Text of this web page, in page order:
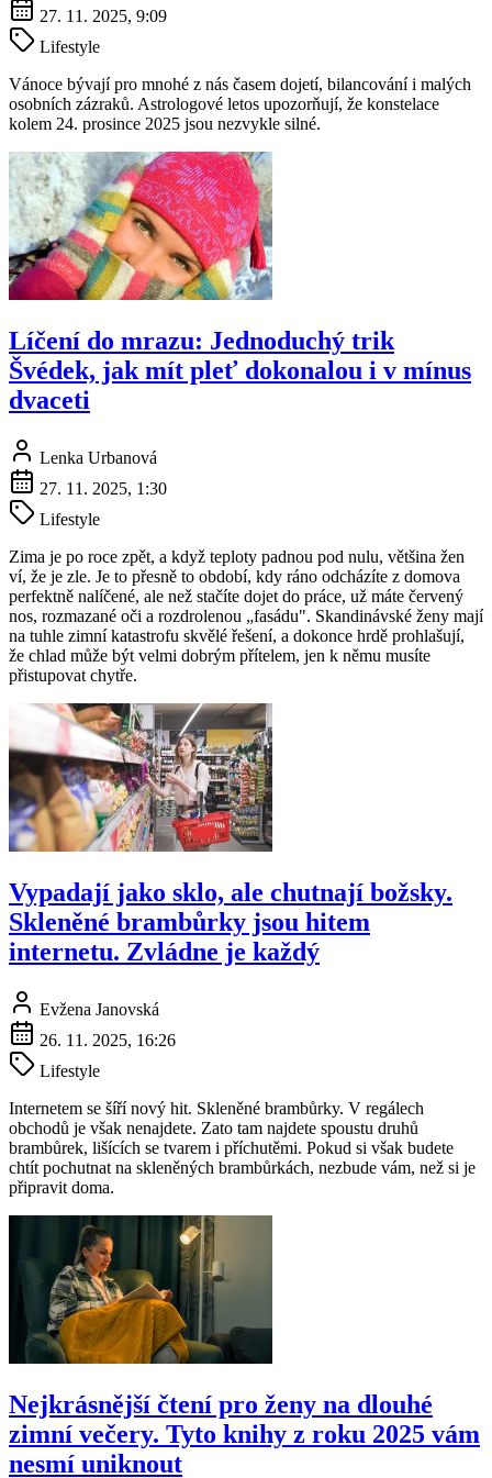
27. 11. 2025, 9:09
Lifestyle
Vánoce bývají pro mnohé z nás časem dojetí, bilancování i malých
osobních zázraků. Astrologové letos upozorňují, že konstelace
kolem 24. prosince 2025 jsou nezvykle silné.
Líčení do mrazu: Jednoduchý trik
Švédek, jak mít pleť dokonalou i v mínus
dvaceti
Lenka Urbanová
27. 11. 2025, 1:30
Lifestyle
Zima je po roce zpět, a když teploty padnou pod nulu, většina žen
ví, že je zle. Je to přesně to období, kdy ráno odcházíte z domova
perfektně nalíčené, ale než stačíte dojet do práce, už máte červený
nos, rozmazané oči a rozdrolenou „fasádu". Skandinávské ženy mají
na tuhle zimní katastrofu skvělé řešení, a dokonce hrdě prohlašují,
že chlad může být velmi dobrým přítelem, jen k němu musíte
přistupovat chytře.
Vypadají jako sklo, ale chutnají božsky.
Skleněné brambůrky jsou hitem
internetu. Zvládne je každý
Evžena Janovská
26. 11. 2025, 16:26
Lifestyle
Internetem se šíří nový hit. Skleněné brambůrky. V regálech
obchodů je však nenajdete. Zato tam najdete spoustu druhů
brambůrek, lišících se tvarem i příchutěmi. Pokud si však budete
chtít pochutnat na skleněných brambůrkách, nezbude vám, než si je
připravit doma.
Nejkrásnější čtení pro ženy na dlouhé
zimní večery. Tyto knihy z roku 2025 vám
nesmí uniknout